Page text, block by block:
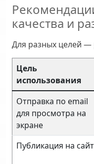
качества и
Для разных целей —
Цель
использования
Отправка по email
для просмотра на
экране
Публикация на